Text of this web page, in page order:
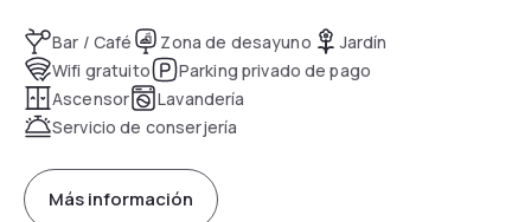
Bar / Café Zona de desayuno
Jardín
Wifi gratuito
Parking privado de pago
Ascensor
Lavandería
Servicio de conserjería
Más información